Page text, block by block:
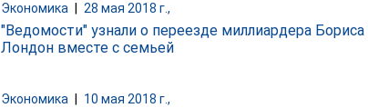
Экономика 28 мая 2018 г.,
"Ведомости" узнали о переезде миллиардера
Лондон вместе с семьей
Экономика 10 мая 2018 г.,